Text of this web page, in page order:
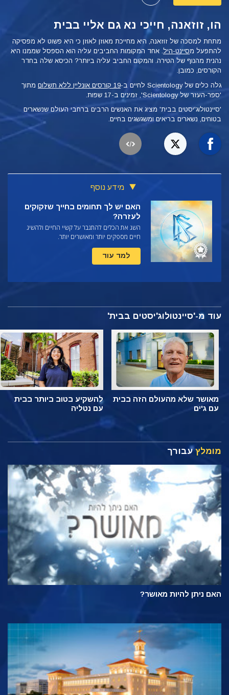
הו, זוזאנה, חייכי נא גם אליי בבית
מתחת למסכה של זוזאנה, היא מחייכת מאוזן לאוזן כי היא פשוט לא מפסיקה
להתפעל מסיינט-היל. אחד המקומות החביבים עליה הוא הספסל שממנו היא
נהנית מהנוף של הטירה. והמקום החביב עליה ביותר? הכיסא שלה בחדר
הקורסים, כמובן.
גלה כלים של Scientology לחיים ב-
19 קורסים אונליין ללא תשלום
מתוך
'ספר-העזר של Scientology', זמינים ב-17 שפות.
'סיינטולוג'יסטים בבית' מציג את האנשים הרבים ברחבי העולם שנשארים
בטוחים, נשארים בריאים ומשגשגים בחיים.
מידע נוסף
האם יש לך תחומים בחייך שזקוקים
לעזרה?
השג את הכלים להתגבר על קשיי החיים ולהשיג
חיים מספקים יותר ומאושרים יותר.
למד עוד
עוד מ-'סיינטולוג'יסטים בבית'
מאושר שלא מהעולם הזה בבית
עם ג'ים
להשקיע בטוב ביותר בבית
עם נטליה
מומלץעבורך
האם ניתן להיות מאושר?